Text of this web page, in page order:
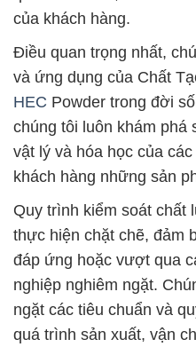
của khách hàng.
Điều quan trọng nhất,
và ứng dụng của Chất
HEC Powder trong đời
chúng tôi luôn khám
vật lý và hóa học của
khách hàng những sản
Quy trình kiểm soát
thực hiện chặt chẽ, đảm
đáp ứng hoặc vượt qua
nghiệp nghiêm ngặt.
ngặt các tiêu chuẩn và
quá trình sản xuất, vận